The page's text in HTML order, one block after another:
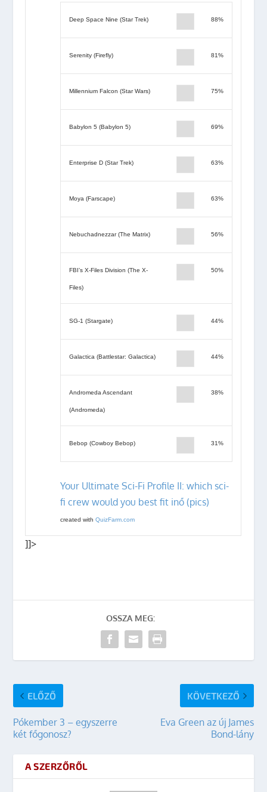
Deep Space Nine (Star Trek) 88%
Serenity (Firefly) 81%
Millennium Falcon (Star Wars) 75%
Babylon 5 (Babylon 5) 69%
Enterprise D (Star Trek) 63%
Moya (Farscape) 63%
Nebuchadnezzar (The Matrix) 56%
FBI’s X-Files Division (The X-
Files)
50%
SG-1 (Stargate) 44%
Galactica (Battlestar: Galactica) 44%
Andromeda Ascendant
(Andromeda)
38%
Bebop (Cowboy Bebop) 31%
Your Ultimate Sci-Fi Profile II: which sci-
fi crew would you best fit inő (pics)
created withQuizFarm.com
]]>
OSSZA MEG:
ELŐZŐ
Pókember 3 – egyszerre
két főgonosz?
KÖVETKEZŐ
Eva Green az új James
Bond-lány
A SZERZŐRŐL